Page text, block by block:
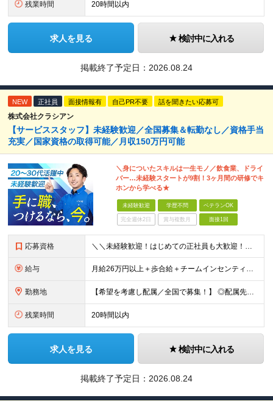
残業時間 20時間以内
求人を見る 検討中に入れる
掲載終了予定日： 2026.08.24
NEW 正社員 面接情報有 自己PR不要 話を聞きたい応募可
株式会社クラシアン
【サービススタッフ】未経験歓迎／全国募集＆転勤なし／資格手当
充実／国家資格の取得可能／月収150万円可能
＼身についたスキルは一生モノ／飲食業、ドライ
バー…未経験スタートが9割！3ヶ月間の研修でキ
ホンから学べる★
未経験歓迎 学歴不問 ベテランOK
完全週休2日 賞与複数月 面接1回
応募資格 ＼＼未経験歓迎！はじめての正社員も大歓迎！／／ ★業種・職種未経験歓迎 ★学歴不問 ★社会人デビュー・フリーターOK ＜応募条件＞ ■普通自動車免許（AT限定可） ＊1人1台、社用車を貸与します。
給与 月給26万円以上＋歩合給＋チームインセンティブ＋諸手当＋残業代 ※上記は東京のみの月給です。 ┗その他エリアは、月給22万円以上となります。 ※経験・スキルを考慮の上、弊社規程により優遇いたします。
勤務地 【希望を考慮し配属／全国で募集！】 ◎配属先は希望考慮 ◎転勤なし！ ★関東 ■東京 板橋区/世⽥⾕区/練⾺区/⾜⽴区/⼤⽥区/江⼾川区/多摩市 ■千葉 千葉市/船橋市/柏市 ■神奈川 横浜市/厚⽊
残業時間 20時間以内
求人を見る 検討中に入れる
掲載終了予定日： 2026.08.24